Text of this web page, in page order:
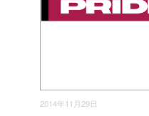
2014年11月29日